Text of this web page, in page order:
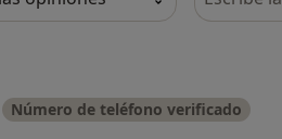
Número de teléfono verificado